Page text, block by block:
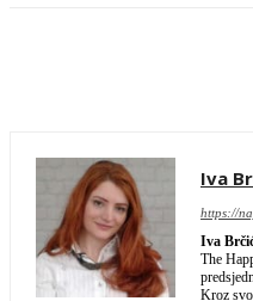
Iva
https://
Iva
The
Kroz